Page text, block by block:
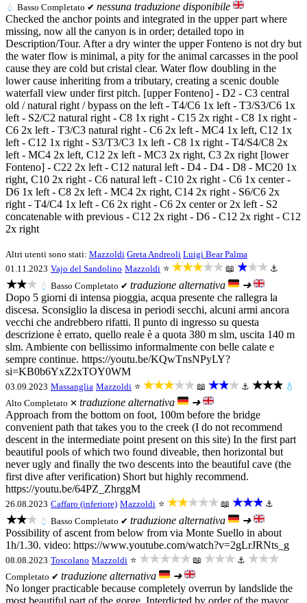
💧 Basso Completato ✔ nessuna traduzione disponibile
Checked the anchor points and integrated in the upper part where
missing, now all the canyon is in order; detailed topo in
Description/Tour. After a dry winter the upper Fonteno is not dry but
the water flow is minimal, a pity for the animal carcasses in the pool
cause they are cold but cristal clear. Water flow doubling in the
lower cause inheriting from a tributary, creating a scenic double
waterfall view under first pitch. [upper Fonteno] - D2 - C3 central
old / natural right / bypass on the left - T4/C6 1x left - T3/S3/C6 1x
left - S2/C2 natural right - C8 1x right - C15 2x right - C8 1x right -
C6 2x left - T3/C3 natural right - C6 2x left - MC4 1x left, C12 1x
left - C12 1x right - S3/T3/C3 1x left - C8 1x right - T4/S4/C8 2x
left - MC4 2x left, C12 2x left - MC3 2x right, C3 2x right [lower
Fonteno] - C22 2x left - C12 natural left - D4 - D4 - D8 - MC20 1x
right, C10 2x right - C6 natural left - C10 2x right - C6 1x center -
D6 1x left - C8 2x left - MC4 2x right, C14 2x right - S6/C6 2x
right - T4/C4 1x left - C6 2x right - C6 2x center or 2x left - S2
concatenable with previous - C12 2x right - D6 - C12 2x right - C12
2x right
Altri utenti sono stati: Mazzoldi Greta Andreoli Luigi Bear Palma
01.11.2023 Vajo del Sandolino Mazzoldi ⭐ ★★★★★ 📖 ★★★ ⚓
★★★ 💧 Basso Completato ✔ traduzione alternativa
➜
Dopo 5 giorni di intensa pioggia, acqua presente che rallegra la
discesa. Sconsiglio la discesa in periodi secchi, alcuni armi ancora
vecchi che andrebbero rifatti. Il punto di ingresso su questa
descrizione è errato, quello reale è a quota 380 m slm, uscita 140 m
slm. Ambiente con bellissimo informalmente con belle calate e
sempre continue. https://youtu.be/KQwTnsNPyLY?
si=KB0b6YxZ2xTOY0WM
03.09.2023 Massanglia Mazzoldi ⭐ ★★★★★ 📖 ★★★ ⚓ ★★★ 💧
Alto Completato ✕ traduzione alternativa
➜
Approach from the bottom on foot, 100m before the bridge
convenient path that takes you to the creek (I do not recommend
descent in the intermediate point present on this site) In the first part
beautiful pools of which two found diveable, then horizontal but
never ugly and finally the two descents into the beautiful cave (the
first dive after verification) Short but highly recommend.
https://youtu.be/64PZ_ZhrggM
26.08.2023 Caffaro (inferiore) Mazzoldi ⭐ ★★★★★ 📖 ★★★ ⚓
★★★ 💧 Basso Completato ✔ traduzione alternativa
➜
Possibility of ascent from below from via Monte Suello in about
1h/1.30. video: https://www.youtube.com/watch?v=2gLrJRNts_g
08.08.2023 Toscolano Mazzoldi ⭐ ★★★★★ 📖 ★★★ ⚓ ★★★
Completato ✔ traduzione alternativa
➜
No longer practicable because completely overrun by landslide the
most beautiful part of the gorge. Interdicted by order of the mayor